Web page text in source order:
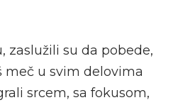
zaslužili su da pobede,
meč u svim delovima
srcem, sa fokusom,